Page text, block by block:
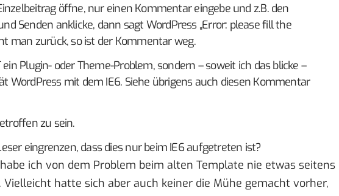
öffne, nur einen Kommentar eingebe und z.B. den
Senden anklicke, dann sagt WordPress „Error: please fill the
man zurück, so ist der Kommentar weg.
ein Plugin- oder Theme-Problem, sondern – soweit ich das blicke –
WordPress mit dem IE6. Siehe übrigens auch diesen Kommentar
zu sein.
eingrenzen, dass dies nur beim IE6 aufgetreten ist?
ich von dem Problem beim alten Template nie etwas seitens
Vielleicht hatte sich aber auch keiner die Mühe gemacht vorher,